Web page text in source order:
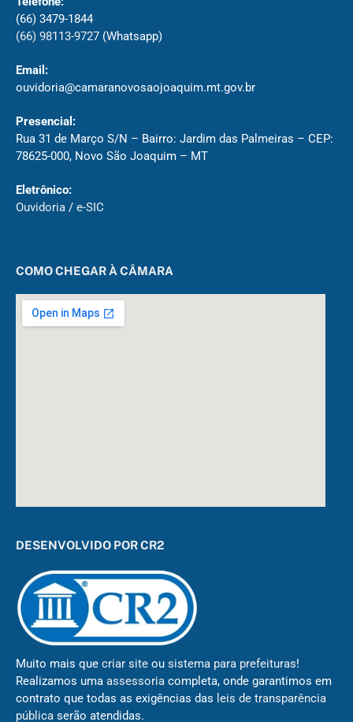
(66) 3479-1844
(66) 98113-9727 (Whatsapp)
Email:
ouvidoria@camaranovosaojoaquim.mt.gov.br
Presencial:
Rua 31 de Março S/N – Bairro: Jardim das Palmeiras – CEP:
78625-000, Novo São Joaquim – MT
Eletrônico:
Ouvidoria / e-SIC
COMO CHEGAR À CÂMARA
DESENVOLVIDO POR CR2
Muito mais que criar site ou sistema para prefeituras!
Realizamos uma assessoria completa, onde garantimos em
contrato que todas as exigências das leis de transparência
pública serão atendidas.